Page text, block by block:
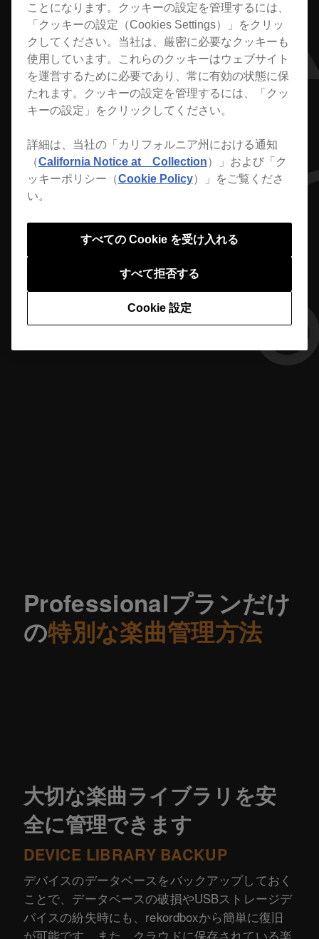
予め準備した楽曲やプレイ
リストをUSBに転送してプ
レーヤーにロードできます
USB Export
USBデバイス ( フラッシュメモリーやハードディ
スク ) を使って、rekordboxの楽曲をDJプレーヤ
ーにロードして、DJパフォーマンスを行えます。
Professionalプランだけ
の特別な楽曲管理方法
大切な楽曲ライブラリを安
全に管理できます
DEVICE LIBRARY BACKUP
デバイスのデータベースをバックアップしておく
ことで、データベースの破損やUSBストレージデ
バイスの紛失時にも、rekordboxから簡単に復旧
が可能です。また、クラウドに保存されている楽
ことになります。クッキーの設定を管理するには、
「クッキーの設定（Cookies Settings）」をクリッ
クしてください。当社は、厳密に必要なクッキーも
使用しています。これらのクッキーはウェブサイト
を運営するために必要であり、常に有効の状態に保
たれます。クッキーの設定を管理するには、「クッ
キーの設定」をクリックしてください。
詳細は、当社の「カリフォルニア州における通知
（California Notice at Collection）」および「ク
ッキーポリシー（Cookie Policy）」をご覧くださ
い。
Cookie 設定
すべて拒否する
すべての Cookie を受け入れる